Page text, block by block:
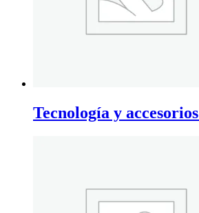
Tecnología y accesorios